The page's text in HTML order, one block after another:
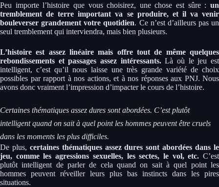
Peu importe l’histoire que vous choisirez, une chose est sûre : un
tremblement de terre important va se produire, et il va venir
bouleverser grandement votre quotidien. Ce n’est d’ailleurs pas un
seul tremblement qui interviendra, mais bien plusieurs.
L’histoire est assez linéaire mais offre tout de même quelques
rebondissements et passages assez intéressants.Là où le jeu est
intelligent, c’est qu’il nous laisse une très grande variété de choix
possibles par rapport à nos actions, et à nos réponses aux PNJ. Nous
avons donc vraiment l’impression d’impacter le cours de l’histoire.
Certaines thématiques assez dures sont abordées. C’est plutôt
intelligent quand on sait à quel point les hommes peuvent être cruels
dans les moments les plus difficiles.
De plus, certaines thématiques assez dures sont abordées dans le
jeu, comme les agressions sexuelles, les sectes, le vol, etc. C’est
plutôt intelligent de parler de cela quand on sait à quel point les
hommes peuvent réveiller leurs plus bas instincts dans les pires
situations.